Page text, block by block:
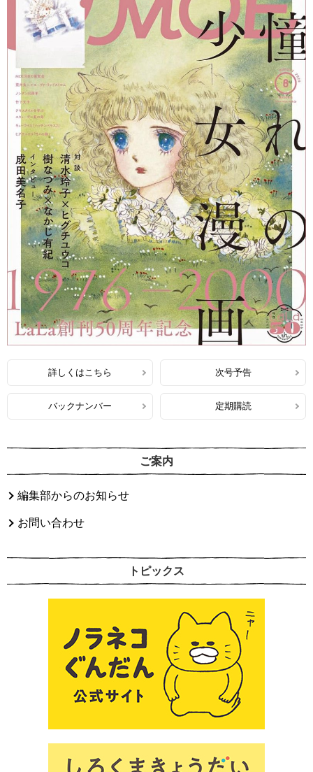
詳しくはこちら 次号予告
バックナンバー 定期購読
ご案内
編集部からのお知らせ
お問い合わせ
トピックス